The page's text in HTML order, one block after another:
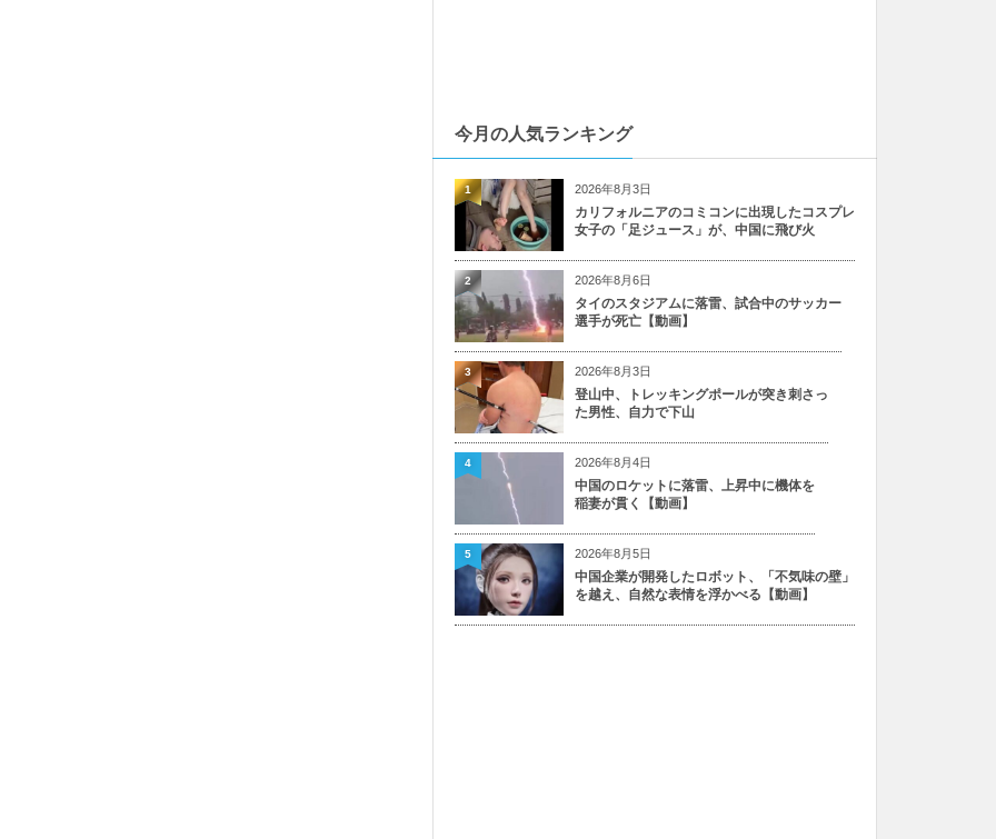
今月の人気ランキング
2026年8月3日
カリフォルニアのコミコンに出現したコスプレ
女子の「足ジュース」が、中国に飛び火
1
2026年8月6日
タイのスタジアムに落雷、試合中のサッカー
選手が死亡【動画】
2
2026年8月3日
登山中、トレッキングポールが突き刺さっ
た男性、自力で下山
3
2026年8月4日
中国のロケットに落雷、上昇中に機体を
稲妻が貫く【動画】
4
2026年8月5日
中国企業が開発したロボット、「不気味の壁」
を越え、自然な表情を浮かべる【動画】
5